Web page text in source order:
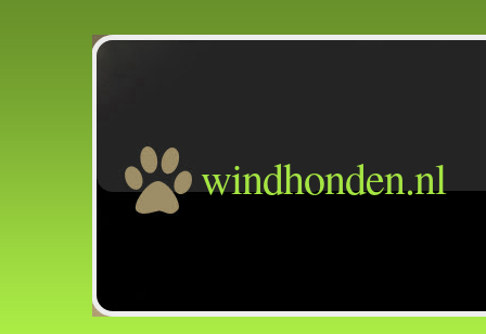
windhonden.nl